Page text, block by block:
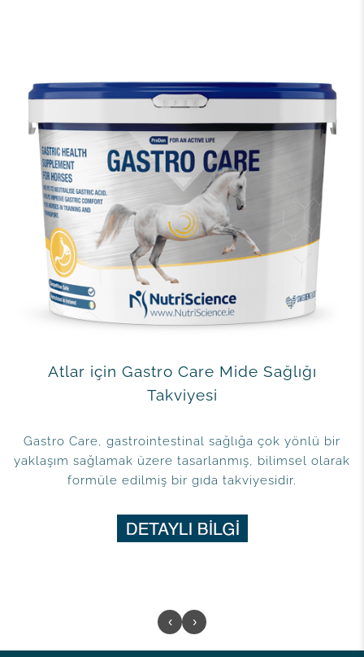
Atlar için Gastro Care Mide Sağlığı
Takviyesi
Gastro Care, gastrointestinal sağlığa çok yönlü bir
yaklaşım sağlamak üzere tasarlanmış, bilimsel olarak
formüle edilmiş bir gıda takviyesidir.
‹ ›